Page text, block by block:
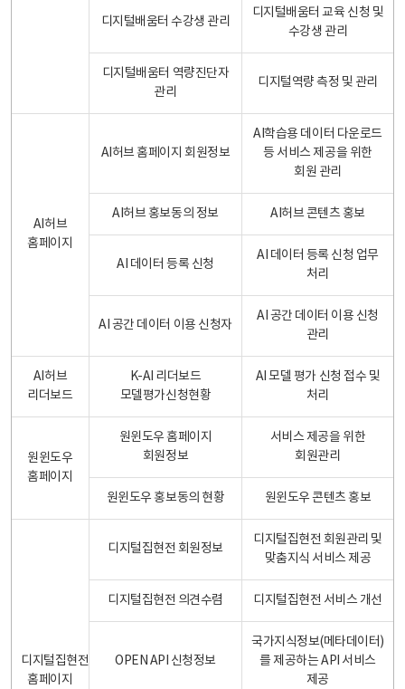
디지털배움터 수강생 관리
디지털배움터 교육 신청 및
수강생 관리
디지털배움터 역량진단자
관리
디지털역량 측정 및 관리
AI허브
홈페이지
AI허브 홈페이지 회원정보
AI학습용 데이터 다운로드
등 서비스 제공을 위한
회원 관리
AI허브 홍보동의 정보 AI허브 콘텐츠 홍보
AI 데이터 등록 신청
AI 데이터 등록 신청 업무
처리
AI 공간 데이터 이용 신청자
AI 공간 데이터 이용 신청
관리
AI허브
리더보드
K-AI 리더보드
모델평가신청현황
AI 모델 평가 신청 접수 및
처리
원윈도우
홈페이지
원윈도우 홈페이지
회원정보
서비스 제공을 위한
회원관리
원윈도우 홍보동의 현황 원윈도우 콘텐츠 홍보
디지털집현전
홈페이지
디지털집현전 회원정보
디지털집현전 회원관리 및
맞춤지식 서비스 제공
디지털집현전 의견수렴 디지털집현전 서비스 개선
OPEN API 신청정보
국가지식정보(메타데이터)
를 제공하는 API 서비스
제공